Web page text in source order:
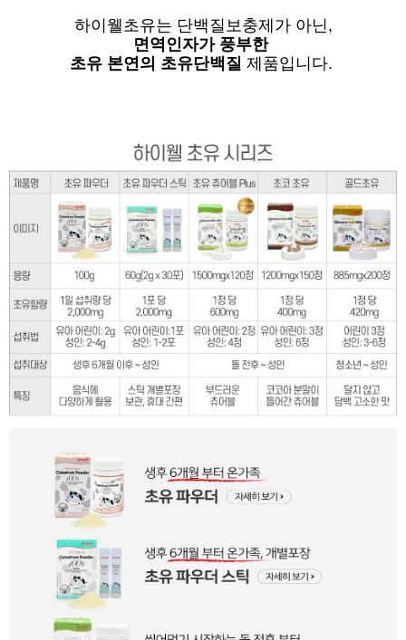
하이웰초유는 단백질보충제가 아닌,
면역인자가 풍부한
초유 본연의 초유단백질 제품입니다.